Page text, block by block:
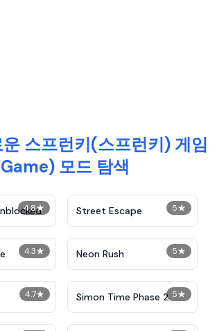
스프런키(스프런키) 게임
모드 탐색
4.8★ 5★
Street Escape
4.3★ 5★
Neon Rush
4.7★ 5★
Simon Time Phase 2